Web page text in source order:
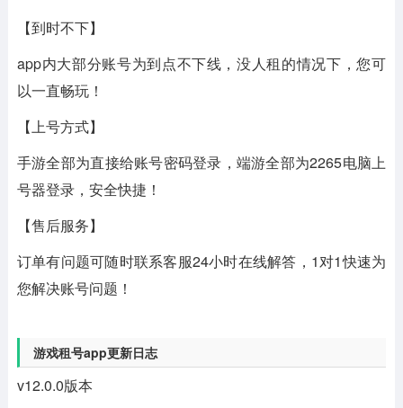
【到时不下】
app内大部分账号为到点不下线，没人租的情况下，您可
以一直畅玩！
【上号方式】
手游全部为直接给账号密码登录，端游全部为2265电脑上
号器登录，安全快捷！
【售后服务】
订单有问题可随时联系客服24小时在线解答，1对1快速为
您解决账号问题！
游戏租号app更新日志
v12.0.0版本